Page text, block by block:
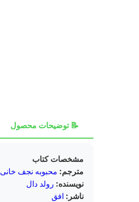
📝 توضیحات محصول
مشخصات کتاب
مترجم: محبوبه نجف خانی
نویسنده: رولد دال
ناشر: افق